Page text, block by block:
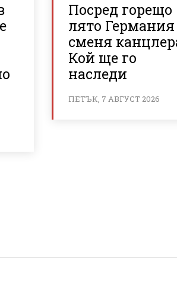
Посред горещо
лято Германия
сменя
Кой ще го
наследи
ПЕТЪК, 7 АВГУСТ 2026